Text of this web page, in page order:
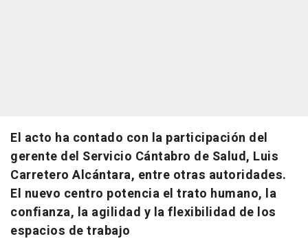
El acto ha contado con la participación del
gerente del Servicio Cántabro de Salud, Luis
Carretero Alcántara, entre otras autoridades.
El nuevo centro potencia el trato humano, la
confianza, la agilidad y la flexibilidad de los
espacios de trabajo